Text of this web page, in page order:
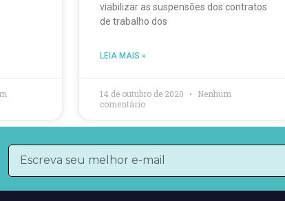
viabilizar as suspensões dos contratos
de trabalho dos
LEIA MAIS »
14 de outubro de 2020
Nenhum
comentário